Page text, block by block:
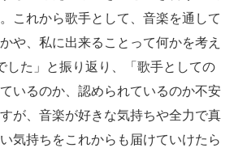
これから歌手として、音楽を通して
や、私に出来ることって何かを考え
した」と振り返り、「歌手としての
いるのか、認められているのか不安
が、音楽が好きな気持ちや全力で真
気持ちをこれからも届けていけたら